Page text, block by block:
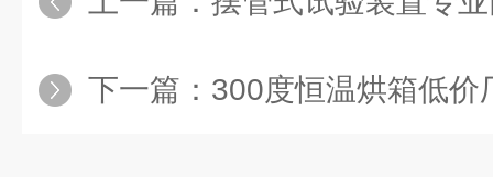
下一篇： 300度恒温烘箱低价